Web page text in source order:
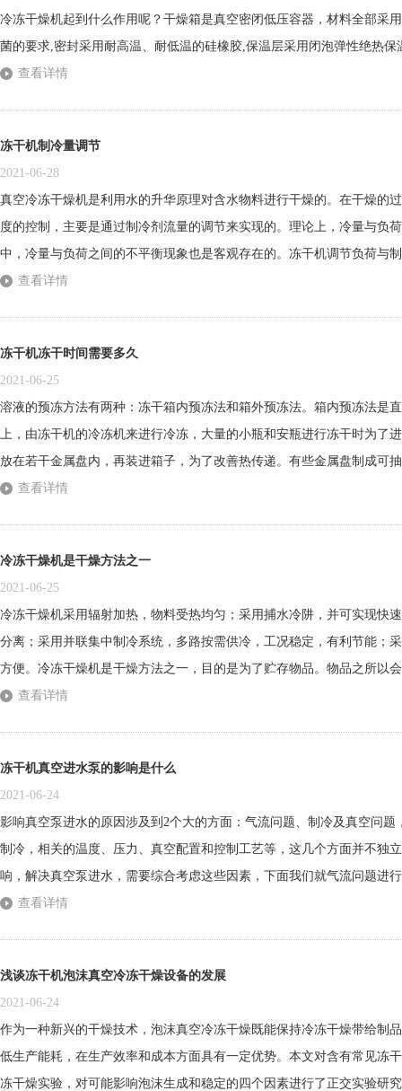
冷冻干燥机起到什么作用呢？干燥箱是真空密闭低压容器，材料全部采
菌的要求,密封采用耐高温、耐低温的硅橡胶,保温层采用闭泡弹性绝热
形箱体,底部设置排水口，侧面开一观察窗，箱体上还装有压力计、测温
查看详情
冻干机制冷量调节
2021-06-28
真空冷冻干燥机是利用水的升华原理对含水物料进行干燥的。在干燥的
度的控制，主要是通过制冷剂流量的调节来实现的。理论上，冷量与负
中，冷量与负荷之间的不平衡现象也是客观存在的。冻干机调节负荷与
如，在制冷设备的蒸发器方面，主要是控制蒸发压力的调节供液量；在
查看详情
冻干机冻干时间需要多久
2021-06-25
溶液的预冻方法有两种：冻干箱内预冻法和箱外预冻法。箱内预冻法是
上，由冻干机的冷冻机来进行冷冻，大量的小瓶和安瓶进行冻干时为了
放在若干金属盘内，再装进箱子，为了改善热传递。有些金属盘制成可
接与冻干箱的金属板接触；对于不可抽底的盘子，要求盘底平整，以获
查看详情
冷冻干燥机是干燥方法之一
2021-06-25
冷冻干燥机采用辐射加热，物料受热均匀；采用捕水冷阱，并可实现快
分离；采用并联集中制冷系统，多路按需供冷，工况稳定，有利节能；
方便。冷冻干燥机是干燥方法之一，目的是为了贮存物品。物品之所以
和内因二个因素引起，外因者，空气、水、温度、生物等的作用；内因
查看详情
冻干机真空进水泵的影响是什么
2021-06-24
影响真空泵进水的原因涉及到2个大的方面：气流问题、制冷及真空问
制冷，相关的温度、压力、真空配置和控制工艺等，这几个方面并不独
响，解决真空泵进水，需要综合考虑这些因素，下面我们就气流问题进
问题影响真空泵进水的现象主要表现为：冷凝器（捕水器）内盘管表面
查看详情
浅谈冻干机泡沫真空冷冻干燥设备的发展
2021-06-24
作为一种新兴的干燥技术，泡沫真空冷冻干燥既能保持冷冻干燥带给制
低生产能耗，在生产效率和成本方面具有一定优势。本文对含有常见冻
冻干燥实验，对可能影响泡沫生成和稳定的四个因素进行了正交实验研